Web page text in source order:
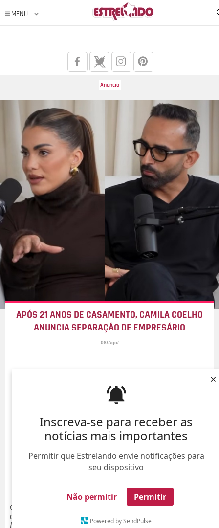
Inscreva-se para receber as
notícias mais importantes
Permitir que Estrelando envie notificações para
seu dispositivo
Não permitir Permitir
Powered by SendPulse
×
APÓS 21 ANOS DE CASAMENTO, CAMILA COELHO
ANUNCIA SEPARAÇÃO DE EMPRESÁRIO
08/Ago/
Camila Coelho surpreendeu os seguidores na última
quarta-feira, dia 13, ao anunciar em uma postagem no
Instagram
a separação do empresário Ícaro Brenner, com